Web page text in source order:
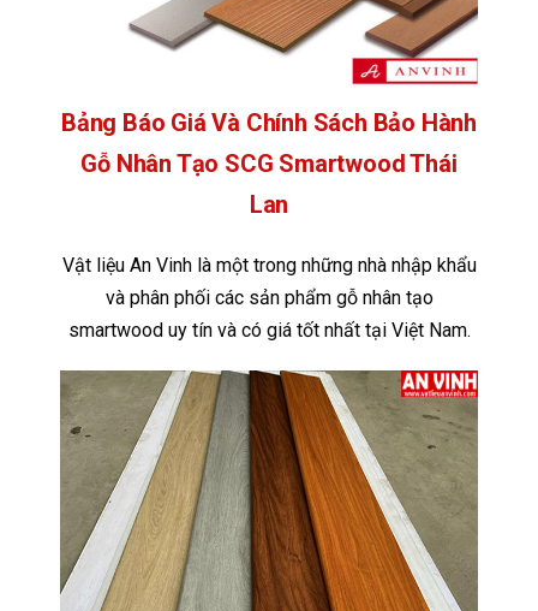
Bảng Báo Giá Và Chính Sách Bảo Hành
Gỗ Nhân Tạo SCG Smartwood Thái
Lan
Vật liệu An Vinh là một trong những nhà nhập khẩu
và phân phối các sản phẩm gỗ nhân tạo
smartwood uy tín và có giá tốt nhất tại Việt Nam.